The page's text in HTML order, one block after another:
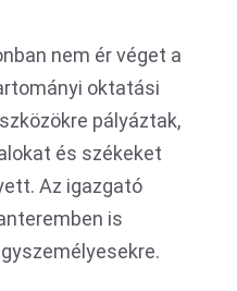
nem ér véget a
oktatási
pályáztak,
és székeket
Az igazgató
is